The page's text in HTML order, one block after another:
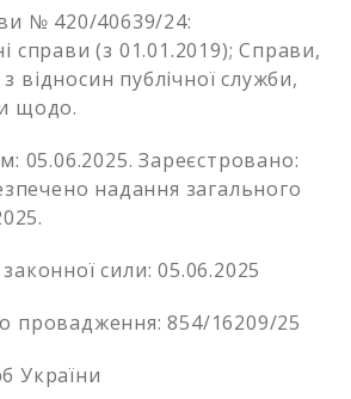
№ 420/40639/24:
справи (з 01.01.2019); Справи,
публічної служби,
щодо.
05.06.2025. Зареєстровано:
надання загального
сили: 05.06.2025
провадження: 854/16209/25
України